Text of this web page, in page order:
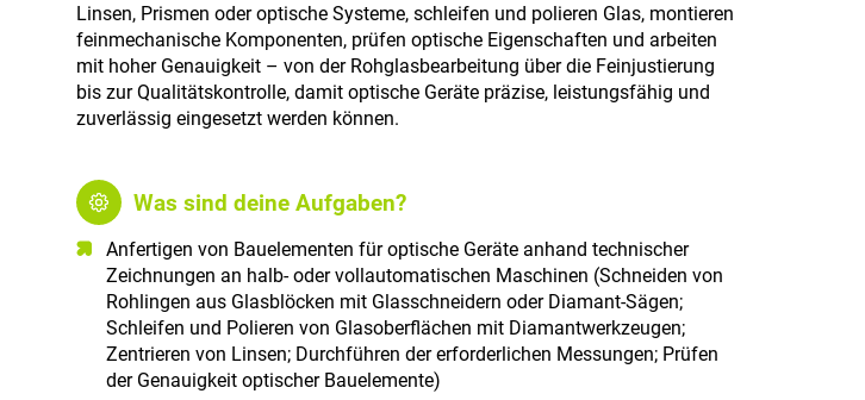
Linsen, Prismen oder optische Systeme, schleifen und polieren Glas, montieren
feinmechanische Komponenten, prüfen optische Eigenschaften und arbeiten
mit hoher Genauigkeit – von der Rohglasbearbeitung über die Feinjustierung
bis zur Qualitätskontrolle, damit optische Geräte präzise, leistungsfähig und
zuverlässig eingesetzt werden können.
Was sind deine Aufgaben?
Anfertigen von Bauelementen für optische Geräte anhand technischer
Zeichnungen an halb- oder vollautomatischen Maschinen (Schneiden von
Rohlingen aus Glasblöcken mit Glasschneidern oder Diamant-Sägen;
Schleifen und Polieren von Glasoberflächen mit Diamantwerkzeugen;
Zentrieren von Linsen; Durchführen der erforderlichen Messungen; Prüfen
der Genauigkeit optischer Bauelemente)